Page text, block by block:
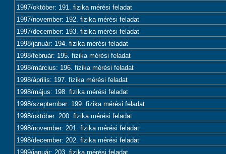
1997/október: 191. fizika mérési feladat
1997/november: 192. fizika mérési feladat
1997/december: 193. fizika mérési feladat
1998/január: 194. fizika mérési feladat
1998/február: 195. fizika mérési feladat
1998/március: 196. fizika mérési feladat
1998/április: 197. fizika mérési feladat
1998/május: 198. fizika mérési feladat
1998/szeptember: 199. fizika mérési feladat
1998/október: 200. fizika mérési feladat
1998/november: 201. fizika mérési feladat
1998/december: 202. fizika mérési feladat
1999/január: 203. fizika mérési feladat